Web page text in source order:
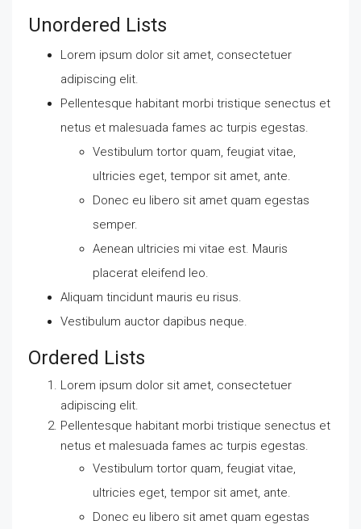
Unordered Lists
Lorem ipsum dolor sit amet, consectetuer
adipiscing elit.
Pellentesque habitant morbi tristique senectus et
netus et malesuada fames ac turpis egestas.
Vestibulum tortor quam, feugiat vitae,
ultricies eget, tempor sit amet, ante.
Donec eu libero sit amet quam egestas
semper.
Aenean ultricies mi vitae est. Mauris
placerat eleifend leo.
Aliquam tincidunt mauris eu risus.
Vestibulum auctor dapibus neque.
Ordered Lists
Lorem ipsum dolor sit amet, consectetuer
adipiscing elit.
Pellentesque habitant morbi tristique senectus et
netus et malesuada fames ac turpis egestas.
Vestibulum tortor quam, feugiat vitae,
ultricies eget, tempor sit amet, ante.
Donec eu libero sit amet quam egestas